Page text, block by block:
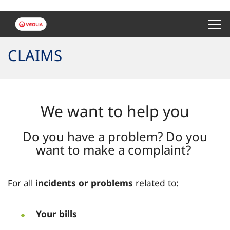
CLAIMS
We want to help you
Do you have a problem? Do you
want to make a complaint?
For all incidents or problems related to:
Your bills